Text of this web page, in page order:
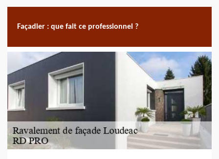
Façadier : que fait ce professionnel ?